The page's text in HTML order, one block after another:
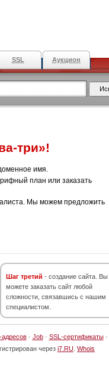
SSL Аукцион
три»!
имя.
план или заказать
Мы можем предложить
Шаг третий - создание сайта. Вы
можете заказать сайт любой
сложности, связавшись с нашим
специалистом.
адресов· Job· SSL-сертификаты·
через i7.RU Whois